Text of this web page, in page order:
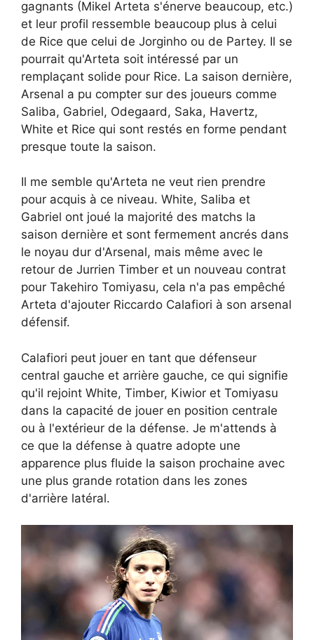
gagnants (Mikel Arteta s'énerve beaucoup, etc.)
et leur profil ressemble beaucoup plus à celui
de Rice que celui de Jorginho ou de Partey. Il se
pourrait qu'Arteta soit intéressé par un
remplaçant solide pour Rice. La saison dernière,
Arsenal a pu compter sur des joueurs comme
Saliba, Gabriel, Odegaard, Saka, Havertz,
White et Rice qui sont restés en forme pendant
presque toute la saison.
Il me semble qu'Arteta ne veut rien prendre
pour acquis à ce niveau. White, Saliba et
Gabriel ont joué la majorité des matchs la
saison dernière et sont fermement ancrés dans
le noyau dur d'Arsenal, mais même avec le
retour de Jurrien Timber et un nouveau contrat
pour Takehiro Tomiyasu, cela n'a pas empêché
Arteta d'ajouter Riccardo Calafiori à son arsenal
défensif.
Calafiori peut jouer en tant que défenseur
central gauche et arrière gauche, ce qui signifie
qu'il rejoint White, Timber, Kiwior et Tomiyasu
dans la capacité de jouer en position centrale
ou à l'extérieur de la défense. Je m'attends à
ce que la défense à quatre adopte une
apparence plus fluide la saison prochaine avec
une plus grande rotation dans les zones
d'arrière latéral.